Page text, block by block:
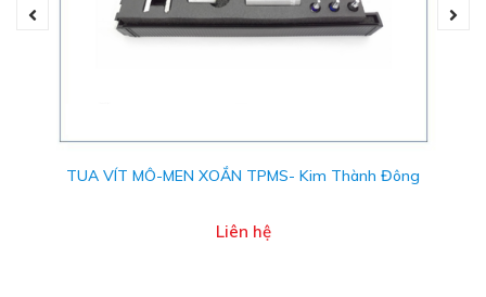
TUA VÍT MÔ-MEN XOẮN TPMS- Kim Thành Đông
Liên hệ